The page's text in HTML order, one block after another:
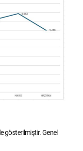
gösterilmiştir. Genel